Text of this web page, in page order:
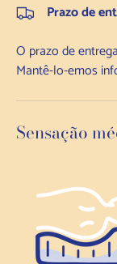
Prazo de
O prazo de
Mantê-lo-emos
Sensação